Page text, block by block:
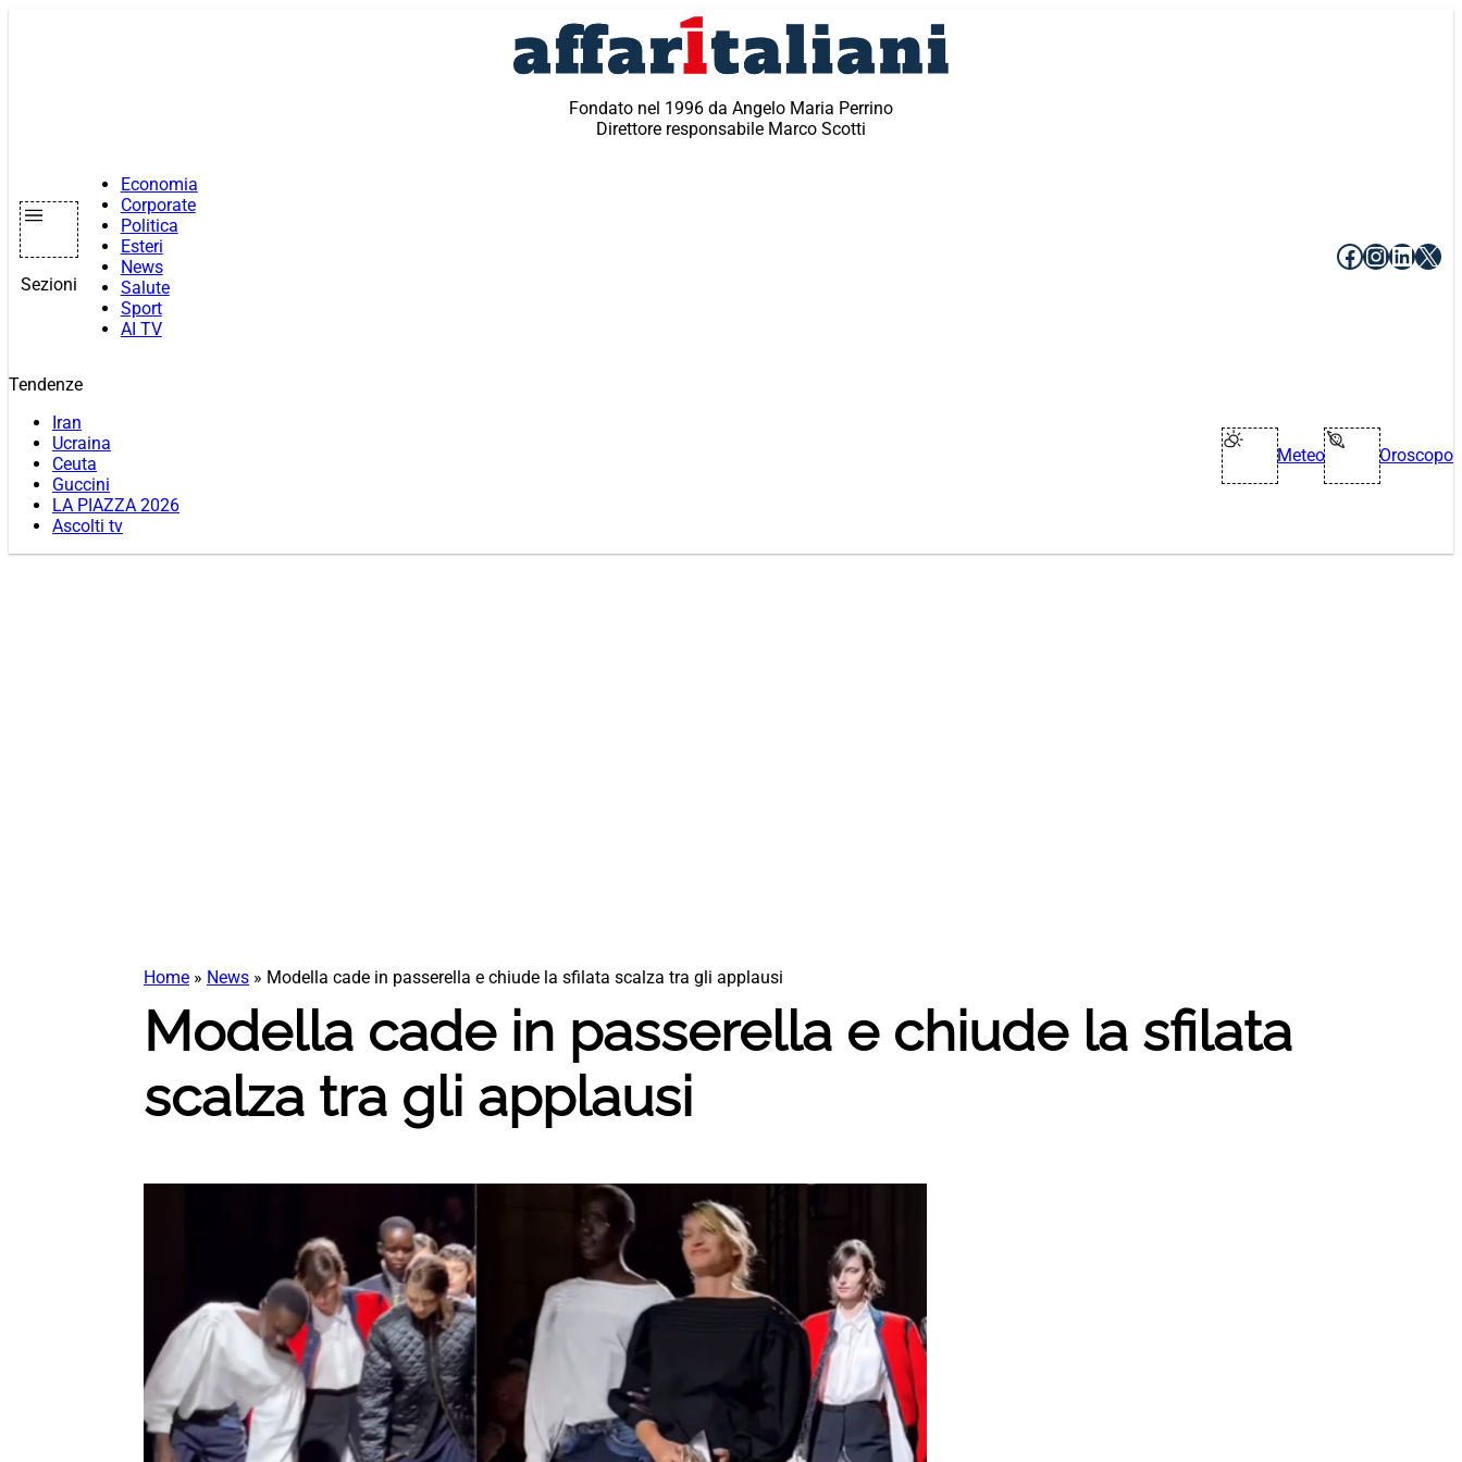
Fondato nel 1996 da Angelo Maria Perrino
Direttore responsabile Marco Scotti
Sezioni
Economia
Corporate
Politica
Esteri
News
Salute
Sport
AI TV
Facebook
X
Tendenze
Iran
Ucraina
Ceuta
Guccini
LA PIAZZA 2026
Ascolti tv
Meteo Oroscopo
Home » News » Modella cade in passerella e chiude la sfilata scalza tra gli applausi
Modella cade in passerella e chiude la sfilata
scalza tra gli applausi